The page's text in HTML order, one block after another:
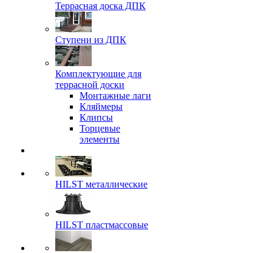
Террасная доска ДПК
Ступени из ДПК
Комплектующие для
террасной доски
Монтажные лаги
Кляймеры
Клипсы
Торцевые
элементы
HILST металлические
HILST пластмассовые